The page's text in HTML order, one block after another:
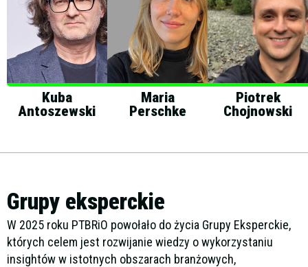
Kuba
Antoszewski
Maria
Perschke
Piotrek
Chojnowski
Grupy eksperckie
W 2025 roku PTBRiO powołało do życia Grupy Eksperckie,
których celem jest rozwijanie wiedzy o wykorzystaniu
insightów w istotnych obszarach branżowych,